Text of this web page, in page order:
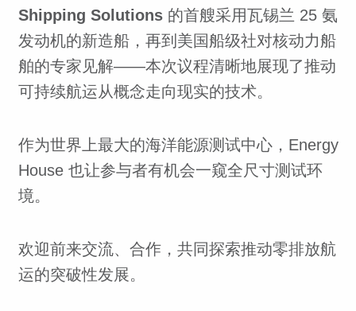
Shipping Solutions的首艘采用瓦锡兰 25 氨
发动机的新造船，再到美国船级社对核动力船
舶的专家见解——本次议程清晰地展现了推动
可持续航运从概念走向现实的技术。
作为世界上最大的海洋能源测试中心，Energy
House 也让参与者有机会一窥全尺寸测试环
境。
欢迎前来交流、合作，共同探索推动零排放航
运的突破性发展。